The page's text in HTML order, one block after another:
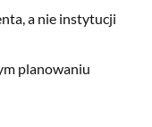
a nie instytucji
planowaniu